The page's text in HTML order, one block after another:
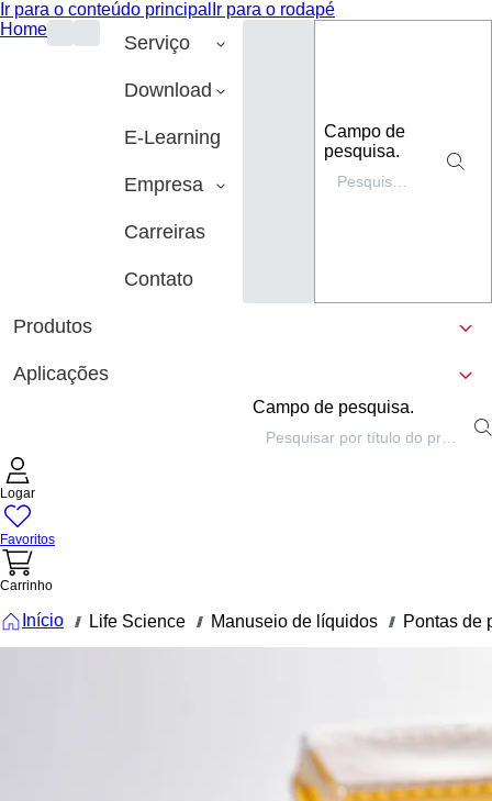
Ir para o conteúdo principal Ir para o rodapé
Home
Serviço
Download
E-Learning
Empresa
Carreiras
Contato
Campo de
pesquisa.
Produtos
Aplicações
Campo de pesquisa.
Logar
Favoritos
Carrinho
Início /// Life Science /// Manuseio de líquidos /// Pontas de